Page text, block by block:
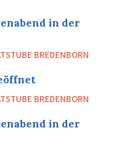
in der
BREDENBORN
BREDENBORN
in der